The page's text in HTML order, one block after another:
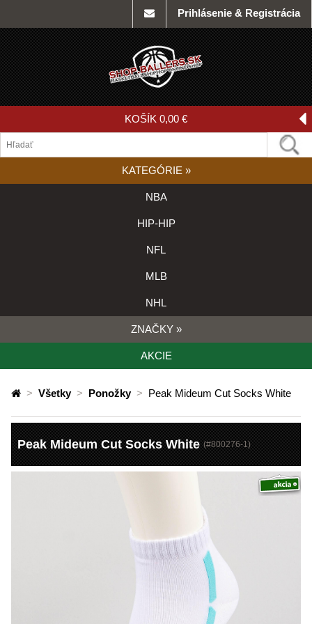
Prihlásenie & Registrácia
KOŠÍK 0,00 €
KATEGÓRIE »
NBA
HIP-HIP
NFL
MLB
NHL
ZNAČKY »
AKCIE
> Všetky > Ponožky > Peak Mideum Cut Socks White
Peak Mideum Cut Socks White (#800276-1)